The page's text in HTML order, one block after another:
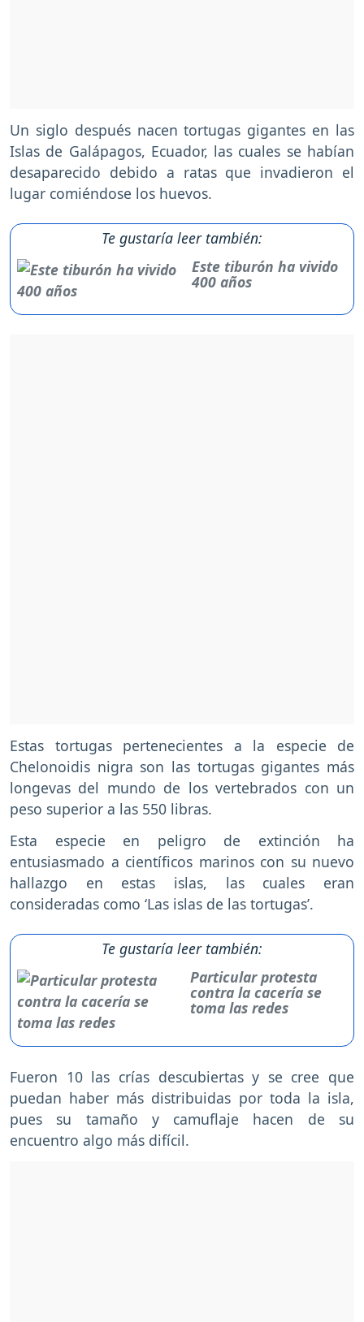
Un siglo después nacen tortugas gigantes en las
Islas de Galápagos, Ecuador, las cuales se habían
desaparecido debido a ratas que invadieron el
lugar comiéndose los huevos.
Te gustaría leer también:
Este tiburón ha vivido
400 años
Estas tortugas pertenecientes a la especie de
Chelonoidis nigra son las tortugas gigantes más
longevas del mundo de los vertebrados con un
peso superior a las 550 libras.
Esta especie en peligro de extinción ha
entusiasmado a científicos marinos con su nuevo
hallazgo en estas islas, las cuales eran
consideradas como ‘Las islas de las tortugas’.
Te gustaría leer también:
Particular protesta
contra la cacería se
toma las redes
Fueron 10 las crías descubiertas y se cree que
puedan haber más distribuidas por toda la isla,
pues su tamaño y camuflaje hacen de su
encuentro algo más difícil.